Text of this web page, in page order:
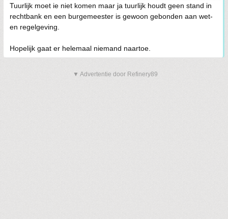
Tuurlijk moet ie niet komen maar ja tuurlijk houdt geen stand in
rechtbank en een burgemeester is gewoon gebonden aan wet-
en regelgeving.
Hopelijk gaat er helemaal niemand naartoe.
▼ Advertentie door Refinery89